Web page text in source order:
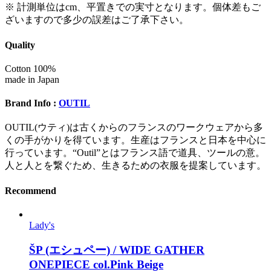
※ 計測単位はcm、平置きでの実寸となります。個体差もご
ざいますので多少の誤差はご了承下さい。
Quality
Cotton 100%
made in Japan
Brand Info : OUTIL
OUTIL(ウティ)は古くからのフランスのワークウェアから多
くの手がかりを得ています。生産はフランスと日本を中心に
行っています。“Outil”とはフランス語で道具、ツールの意。
人と人とを繋ぐため、生きるための衣服を提案しています。
Recommend
Lady's
ŠP (エシュペー) / WIDE GATHER
ONEPIECE col.Pink Beige